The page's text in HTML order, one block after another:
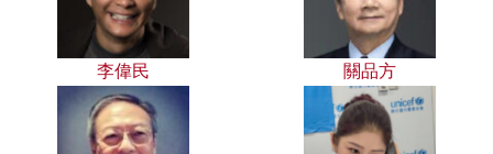
李偉民 關品方